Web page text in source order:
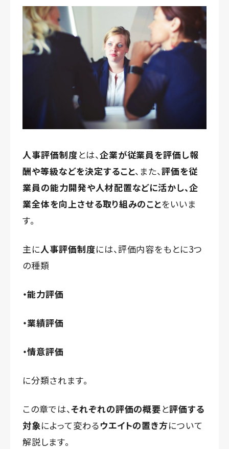
人事評価制度とは、企業が従業員を評価し報
酬や等級などを決定すること、また、評価を従
業員の能力開発や人材配置などに活かし、企
業全体を向上させる取り組みのことをいいま
す。
主に人事評価制度には、評価内容をもとに3つ
の種類
・能力評価
・業績評価
・情意評価
に分類されます。
この章では、それぞれの評価の概要と評価する
対象によって変わるウエイトの置き方について
解説します。